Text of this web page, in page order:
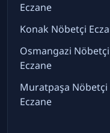
Eczane
Konak Nöbetçi
Osmangazi Nöbetçi
Eczane
Muratpaşa Nöbetçi
Eczane